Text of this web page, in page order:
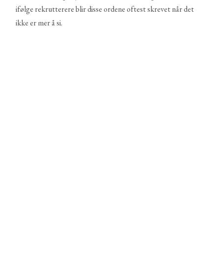
ifølge rekrutterere blir disse ordene oftest skrevet når det
ikke er mer å si.